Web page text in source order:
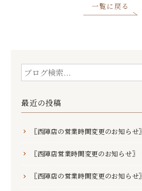
一覧に戻る
最近の投稿
〖西陣店の営業時間変更のお知らせ〗
〖西陣店営業時間変更のお知らせ〗
〖西陣店の営業時間変更のお知らせ〗